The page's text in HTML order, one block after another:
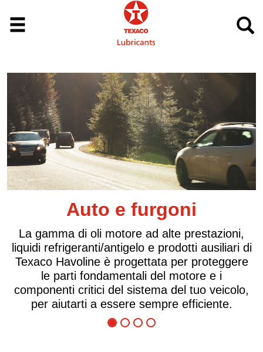
prestazioni,
ausiliari di
proteggere
e i
tuo veicolo,
efficiente.
Camion e
I prodotti avanzati Texaco Delo
per offrire una protezione di
motori e trasmissioni,
contempo il risparmio
cercando di ridurre i costi di
di fermo macchina, sappi che